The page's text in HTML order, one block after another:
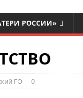
РОССИИ»
ГО 0